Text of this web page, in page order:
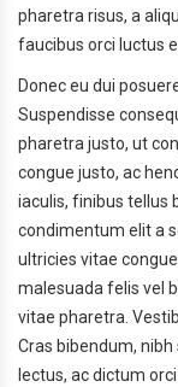
pharetra risus, a
faucibus orci luctus
Donec eu dui
Suspendisse
pharetra justo, ut
congue justo, ac
iaculis, finibus tellus
condimentum elit a
ultricies vitae
malesuada felis vel
vitae pharetra.
Cras bibendum,
lectus, ac dictum